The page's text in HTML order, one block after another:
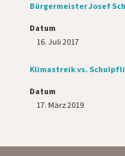
Bürgermeister Josef
Datum
16. Juli 2017
Klimastreik vs.
Datum
17. März 2019